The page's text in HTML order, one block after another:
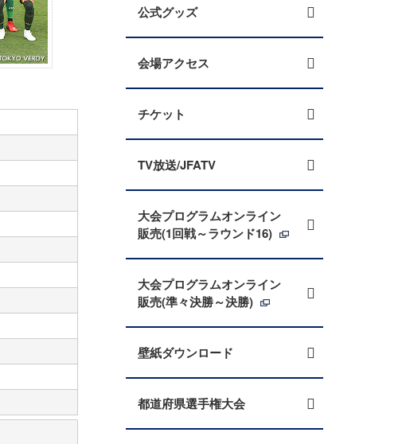
公式グッズ
会場アクセス
チケット
TV放送/JFATV
大会プログラムオンライン
販売(1回戦～ラウンド16)
大会プログラムオンライン
販売(準々決勝～決勝)
壁紙ダウンロード
都道府県選手権大会